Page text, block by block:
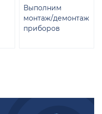
Выполним
монтаж/демонтаж
приборов